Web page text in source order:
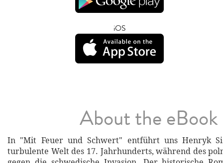
iOS
About the eBook
In "Mit Feuer und Schwert" entführt uns Henryk
turbulente Welt des 17. Jahrhunderts, während des